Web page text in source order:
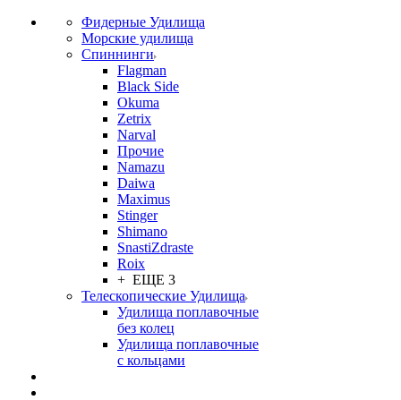
Фидерные Удилища
Морские удилища
Спиннинги
Flagman
Black Side
Okuma
Zetrix
Narval
Прочие
Namazu
Daiwa
Maximus
Stinger
Shimano
SnastiZdraste
Roix
+ ЕЩЕ 3
Телескопические Удилища
Удилища поплавочные
без колец
Удилища поплавочные
с кольцами